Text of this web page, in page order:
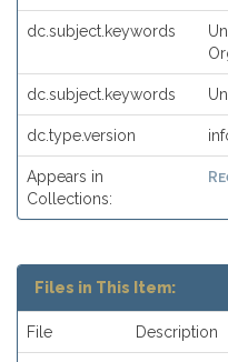
dc.subject.keywords
dc.subject.keywords
dc.type.version
Appears in
Collections:
Files in This Item:
File Description